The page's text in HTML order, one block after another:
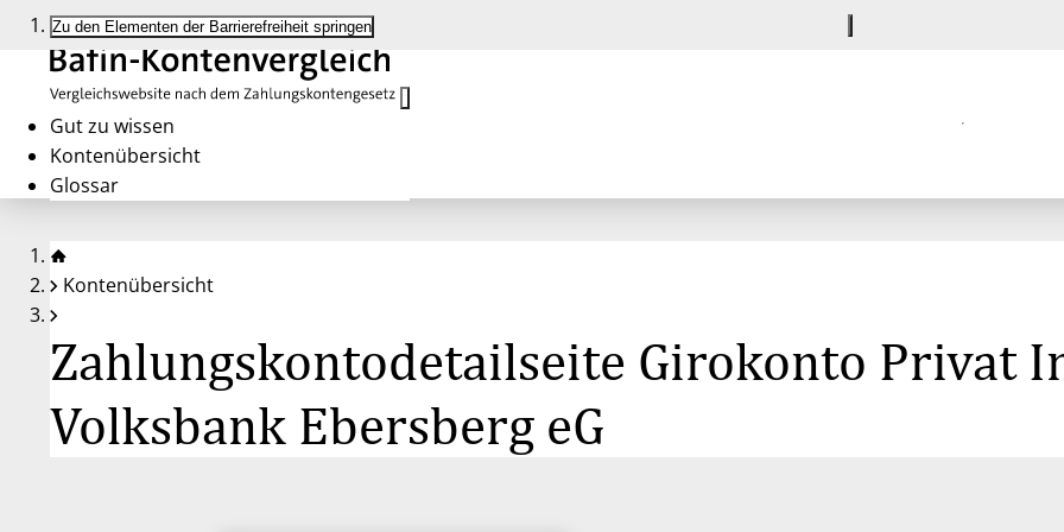
Zu den Elementen der Barrierefreiheit springen
Gut zu wissen
Kontenübersicht
Glossar
Kontenübersicht
Zahlungskontodetailseite Girokonto Privat
Volksbank Ebersberg eG